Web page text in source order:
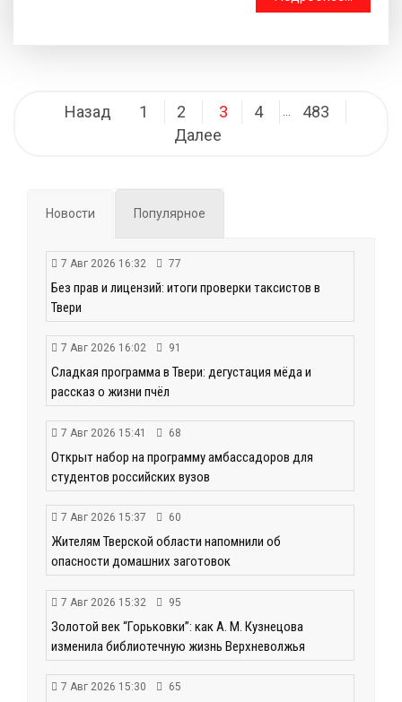
Навигация
Назад 1 2 3 4
483
Далее
Новости Популярное
7 Авг 2026 16:32 77
Без прав и лицензий: итоги проверки таксистов в
Твери
7 Авг 2026 16:02 91
Сладкая программа в Твери: дегустация мёда и
рассказ о жизни пчёл
7 Авг 2026 15:41 68
Открыт набор на программу амбассадоров для
студентов российских вузов
7 Авг 2026 15:37 60
Жителям Тверской области напомнили об
опасности домашних заготовок
7 Авг 2026 15:32 95
Золотой век “Горьковки”: как А. М. Кузнецова
изменила библиотечную жизнь Верхневолжья
7 Авг 2026 15:30 65